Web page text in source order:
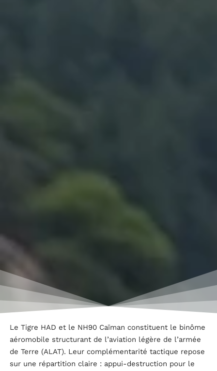
Le Tigre HAD et le NH90 Caïman constituent le binôme
aéromobile structurant de l’aviation légère de l’armée
de Terre (ALAT). Leur complémentarité tactique repose
sur une répartition claire : appui-destruction pour le